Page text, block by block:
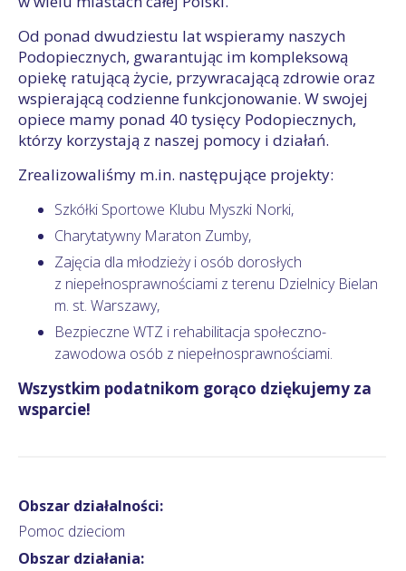
Od ponad dwudziestu lat wspieramy naszych
Podopiecznych, gwarantując im kompleksową
opiekę ratującą życie, przywracającą zdrowie oraz
wspierającą codzienne funkcjonowanie. W swojej
opiece mamy ponad 40 tysięcy Podopiecznych,
którzy korzystają z naszej pomocy i działań.
Zrealizowaliśmy m.in. następujące projekty:
Szkółki Sportowe Klubu Myszki Norki,
Charytatywny Maraton Zumby,
Zajęcia dla młodzieży i osób dorosłych
z niepełnosprawnościami z terenu Dzielnicy Bielan
m. st. Warszawy,
Bezpieczne WTZ i rehabilitacja społeczno-
zawodowa osób z niepełnosprawnościami.
Wszystkim podatnikom gorąco dziękujemy za
wsparcie!
Obszar działalności:
Pomoc dzieciom
Obszar działania: